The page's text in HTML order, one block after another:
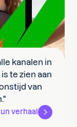
kanalen in
te zien aan
van
verhaal